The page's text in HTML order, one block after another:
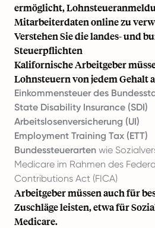
ermöglicht,
Mitarbeiterdaten online zu
Verstehen Sie die landes- und
Steuerpflichten
Kalifornische Arbeitgeber
Lohnsteuern von jedem Gehalt
Einkommensteuer des
State Disability Insurance (SDI)
Arbeitslosenversicherung (UI)
Employment Training Tax (ETT)
Bundessteuerarten wie
Medicare im Rahmen des
Contributions Act (FICA)
Arbeitgeber müssen auch für
Zuschläge leisten, etwa für
Medicare.